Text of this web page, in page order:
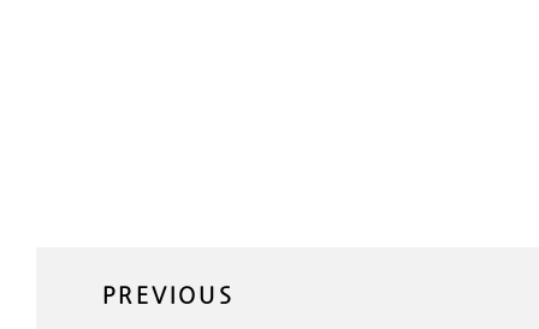
PREVIOUS